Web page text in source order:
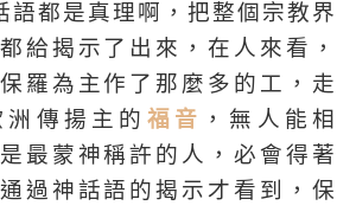
語都是真理啊，把整個宗教界
給揭示了出來，在人來看，
羅為主作了那麼多的工，走
傳揚主的 福音 ，無人能相
最蒙神稱許的人，必會得著
過神話語的揭示才看到，保